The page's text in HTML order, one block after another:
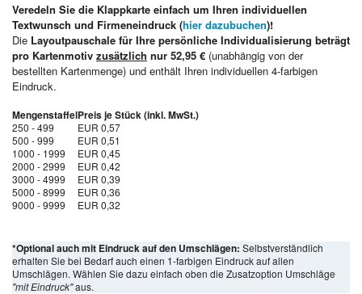
Veredeln Sie die Klappkarte einfach um Ihren individuellen
Textwunsch und Firmeneindruck (hier dazubuchen)!
Die Layoutpauschale für Ihre persönliche Individualisierung beträgt
pro Kartenmotiv zusätzlich nur 52,95 € (unabhängig von der
bestellten Kartenmenge) und enthält Ihren individuellen 4-farbigen
Eindruck.
MengenstaffelPreis je Stück (inkl. MwSt.)
250 - 499
EUR 0,57
500 - 999
EUR 0,51
1000 - 1999
EUR 0,45
2000 - 2999
EUR 0,42
3000 - 4999
EUR 0,39
5000 - 8999
EUR 0,36
9000 - 9999
EUR 0,32
*Optional auch mit Eindruck auf den Umschlägen: Selbstverständlich
erhalten Sie bei Bedarf auch einen 1-farbigen Eindruck auf allen
Umschlägen. Wählen Sie dazu einfach oben die Zusatzoption Umschläge
"mit Eindruck"aus.